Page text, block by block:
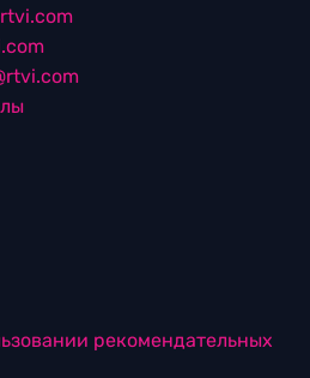
рекомендательных